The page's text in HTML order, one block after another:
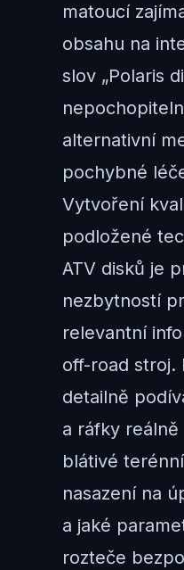
matoucí
obsahu na
slov „Polaris
alternativní
pochybné
Vytvoření
podložené
ATV disků je
nezbytností
relevantní
off-road stroj.
detailně
a ráfky
blátivé
nasazení na
a jaké
rozteče